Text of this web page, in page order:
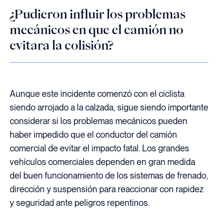
¿Pudieron influir los problemas
mecánicos en que el camión no
evitara la colisión?
Aunque este incidente comenzó con el ciclista
siendo arrojado a la calzada, sigue siendo importante
considerar si los problemas mecánicos pueden
haber impedido que el conductor del camión
comercial de evitar el impacto fatal. Los grandes
vehículos comerciales dependen en gran medida
del buen funcionamiento de los sistemas de frenado,
dirección y suspensión para reaccionar con rapidez
y seguridad ante peligros repentinos.